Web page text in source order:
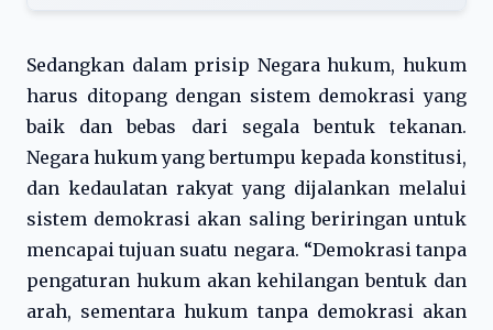
Sedangkan dalam prisip Negara hukum, hukum
harus ditopang dengan sistem demokrasi yang
baik dan bebas dari segala bentuk tekanan.
Negara hukum yang bertumpu kepada konstitusi,
dan kedaulatan rakyat yang dijalankan melalui
sistem demokrasi akan saling beriringan untuk
mencapai tujuan suatu negara. “Demokrasi tanpa
pengaturan hukum akan kehilangan bentuk dan
arah, sementara hukum tanpa demokrasi akan